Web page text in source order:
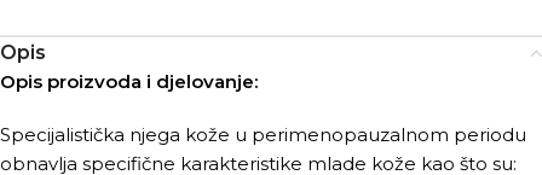
Opis
Opis proizvoda i djelovanje:
Specijalistička njega kože u perimenopauzalnom periodu
obnavlja specifične karakteristike mlade kože kao što su: